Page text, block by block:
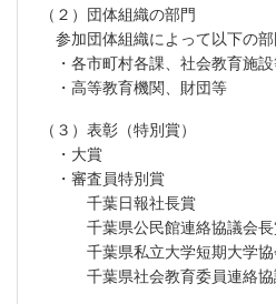
（２）団体組織の部門
参加団体組織によって以下の部
・各市町村各課、社会教育施
・高等教育機関、財団等
（３）表彰（特別賞）
・大賞
・審査員特別賞
千葉日報社長賞
千葉県公民館連絡協議会長
千葉県私立大学短期大学協
千葉県社会教育委員連絡協